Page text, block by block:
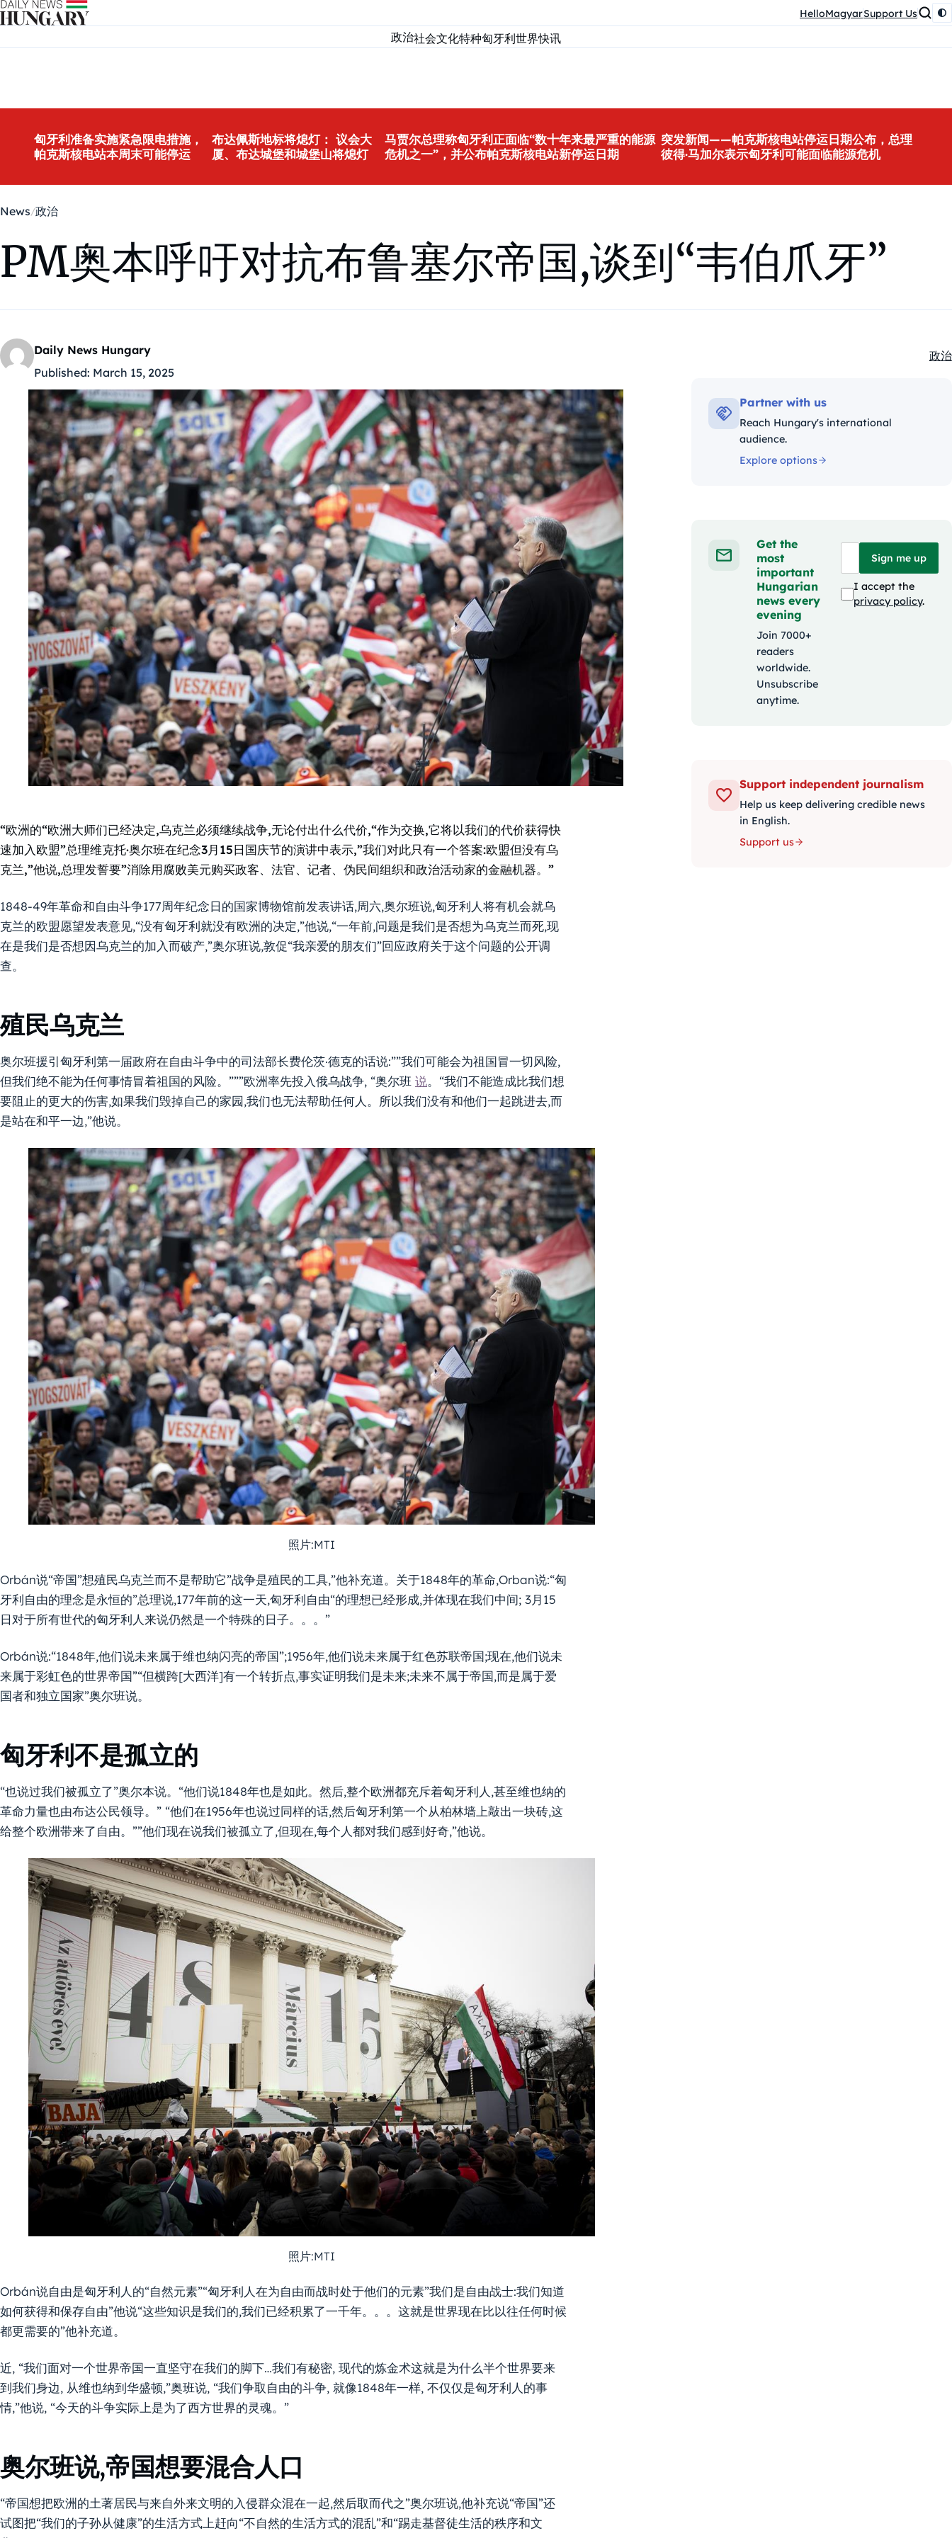
Skip to content HelloMagyarSupport Us
政治社会文化特种匈牙利世界快讯
匈牙利准备实施紧急限电措施，
帕克斯核电站本周末可能停运
布达佩斯地标将熄灯： 议会大
厦、布达城堡和城堡山将熄灯
马贾尔总理称匈牙利正面临“数十年来最严重的能源
危机之一”，并公布帕克斯核电站新停运日期
突发新闻——帕克斯核电站停运日期公布，总理
彼得·马加尔表示匈牙利可能面临能源危机
News 政治
PM奥本呼吁对抗布鲁塞尔帝国,谈到“韦伯爪牙”
Daily News Hungary
Published: March 15, 2025
政治
“欧洲的“欧洲大师们已经决定,乌克兰必须继续战争,无论付出什么代价,“作为交换,它将以我们的代价获得快
速加入欧盟”总理维克托·奥尔班在纪念3月15日国庆节的演讲中表示,”我们对此只有一个答案:欧盟但没有乌
克兰,”他说,总理发誓要”消除用腐败美元购买政客、法官、记者、伪民间组织和政治活动家的金融机器。”
1848-49年革命和自由斗争177周年纪念日的国家博物馆前发表讲话,周六,奥尔班说,匈牙利人将有机会就乌
克兰的欧盟愿望发表意见,“没有匈牙利就没有欧洲的决定,”他说,“一年前,问题是我们是否想为乌克兰而死,现
在是我们是否想因乌克兰的加入而破产,”奥尔班说,敦促“我亲爱的朋友们”回应政府关于这个问题的公开调
查。
殖民乌克兰
奥尔班援引匈牙利第一届政府在自由斗争中的司法部长费伦茨·德克的话说:””我们可能会为祖国冒一切风险,
但我们绝不能为任何事情冒着祖国的风险。”””欧洲率先投入俄乌战争, “奥尔班 说。“我们不能造成比我们想
要阻止的更大的伤害,如果我们毁掉自己的家园,我们也无法帮助任何人。所以我们没有和他们一起跳进去,而
是站在和平一边,”他说。
照片:MTI
Orbán说“帝国”想殖民乌克兰而不是帮助它”战争是殖民的工具,”他补充道。关于1848年的革命,Orban说:“匈
牙利自由的理念是永恒的”总理说,177年前的这一天,匈牙利自由“的理想已经形成,并体现在我们中间; 3月15
日对于所有世代的匈牙利人来说仍然是一个特殊的日子。。。”
Orbán说:“1848年,他们说未来属于维也纳闪亮的帝国”;1956年,他们说未来属于红色苏联帝国;现在,他们说未
来属于彩虹色的世界帝国”“但横跨[大西洋]有一个转折点,事实证明我们是未来;未来不属于帝国,而是属于爱
国者和独立国家”奥尔班说。
匈牙利不是孤立的
“也说过我们被孤立了”奥尔本说。“他们说1848年也是如此。然后,整个欧洲都充斥着匈牙利人,甚至维也纳的
革命力量也由布达公民领导。” “他们在1956年也说过同样的话,然后匈牙利第一个从柏林墙上敲出一块砖,这
给整个欧洲带来了自由。””他们现在说我们被孤立了,但现在,每个人都对我们感到好奇,”他说。
照片:MTI
Orbán说自由是匈牙利人的“自然元素”“匈牙利人在为自由而战时处于他们的元素”我们是自由战士:我们知道
如何获得和保存自由”他说“这些知识是我们的,我们已经积累了一千年。。。这就是世界现在比以往任何时候
都更需要的”他补充道。
近, “我们面对一个世界帝国一直坚守在我们的脚下…我们有秘密, 现代的炼金术这就是为什么半个世界要来
到我们身边, 从维也纳到华盛顿,”奥班说, “我们争取自由的斗争, 就像1848年一样, 不仅仅是匈牙利人的事
情,”他说, “今天的斗争实际上是为了西方世界的灵魂。”
奥尔班说,帝国想要混合人口
“帝国想把欧洲的土著居民与来自外来文明的入侵群众混在一起,然后取而代之”奥尔班说,他补充说“帝国”还
试图把“我们的子孙从健康”的生活方式上赶向“不自然的生活方式的混乱”和“踢走基督徒生活的秩序和文
Partner with us
Reach Hungary's international
audience.
Explore options
Get the
most
important
Hungarian
news every
evening
Join 7000+
readers
worldwide.
Unsubscribe
anytime.
Sign me up
I accept the
privacy policy.
Support independent journalism
Help us keep delivering credible news
in English.
Support us